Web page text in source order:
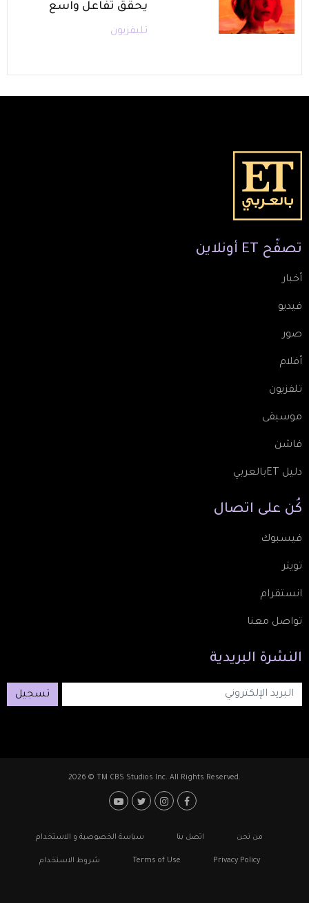
يحقق تفاعل واسع
تليفزيون
تصفّح ET أونلاين
أخبار
فيديو
صور
أفلام
تلفزيون
موسيقى
فاشن
دليل ETبالعربي
كُن على اتصال
فيسبوك
تويتر
انستقرام
تواصل معنا
النشرة البريدية
تسجيل
2026 © TM CBS Studios Inc. All Rights Reserved.
Footer: Social Media
Footerمن نحن اتصل بنا سياسة الخصوصية و الاستخدام
Privacy Policy
Terms of Use شروط الاستخدام